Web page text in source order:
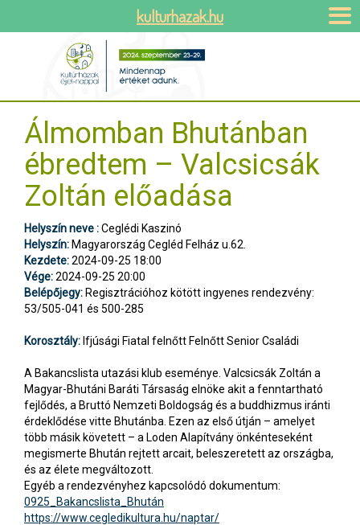
Álmomban Bhutánban
ébredtem – Valcsicsák
Zoltán előadása
Helyszín neve :Ceglédi Kaszinó
Helyszín: Magyarország Cegléd Felház u.62.
Kezdete:2024-09-25 18:00
Vége:2024-09-25 20:00
Belépőjegy: Regisztrációhoz kötött ingyenes rendezvény:
53/505-041 és 500-285
Korosztály: Ifjúsági Fiatal felnőtt Felnőtt Senior Családi
A Bakancslista utazási klub eseménye. Valcsicsák Zoltán a
Magyar-Bhutáni Baráti Társaság elnöke akit a fenntartható
fejlődés, a Bruttó Nemzeti Boldogság és a buddhizmus iránti
érdeklődése vitte Bhutánba. Ezen az első útján – amelyet
több másik követett – a Loden Alapítvány önkénteseként
megismerte Bhután rejtett arcait, beleszeretett az országba,
és az élete megváltozott.
Egyéb a rendezvényhez kapcsolódó dokumentum:
0925_Bakancslista_Bhután
https://www.cegledikultura.hu/naptar/
kulturhazak.hu